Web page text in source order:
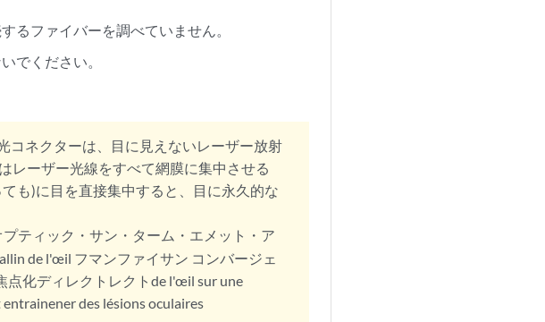
るファイバーを調べていません。
でください。
コネクターは、目に見えないレーザー放射
レーザー光線をすべて網膜に集中させる
も)に目を直接集中すると、目に永久的な
ティック・サン・ターム・エメット・ア
de l'œil フマンファイサン コンバージェ
点化ディレクトレクトde l'œil sur une
des lésions oculaires